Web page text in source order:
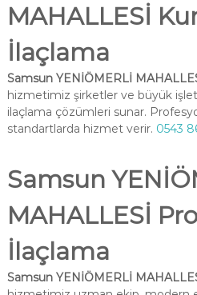
MAHALLESİ
İlaçlama
Samsun YENİÖMERLİ
hizmetimiz şirketler ve büyük
ilaçlama çözümleri sunar.
standartlarda hizmet verir. 0543
Samsun
MAHALLESİ
İlaçlama
Samsun YENİÖMERLİ